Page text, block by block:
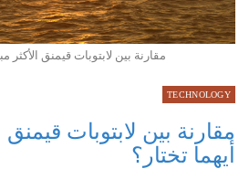
مقارنة بين لابتوبات قيمنق الأكثر
TECHNOLOGY
مقارنة بين لابتوبات قيمنق
أيهما تختار؟